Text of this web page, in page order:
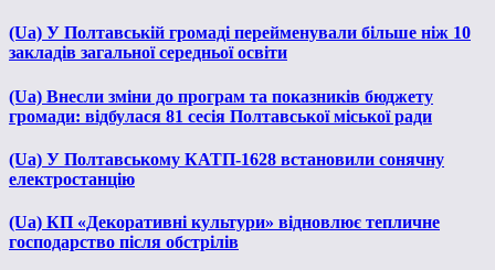
(Ua) У Полтавській громаді перейменували більше ніж 10
закладів загальної середньої освіти
(Ua) Внесли зміни до програм та показників бюджету
громади: відбулася 81 сесія Полтавської міської ради
(Ua) У Полтавському КАТП-1628 встановили сонячну
електростанцію
(Ua) КП «Декоративні культури» відновлює тепличне
господарство після обстрілів